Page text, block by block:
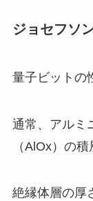
ジョセフソ
量子ビットの
通常、アルミ
（AlOx）の
絶縁体層の厚